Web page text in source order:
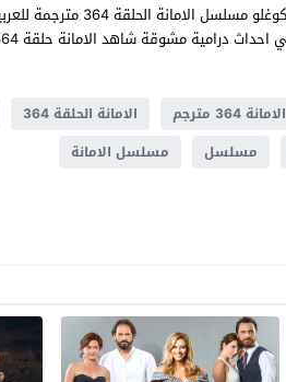
الامانة الحلقة 364 قصة عشق بطولة خليل
الامانة 364 مترجم الامانة الحلقة 364
مسلسل
مسلسل الامانة